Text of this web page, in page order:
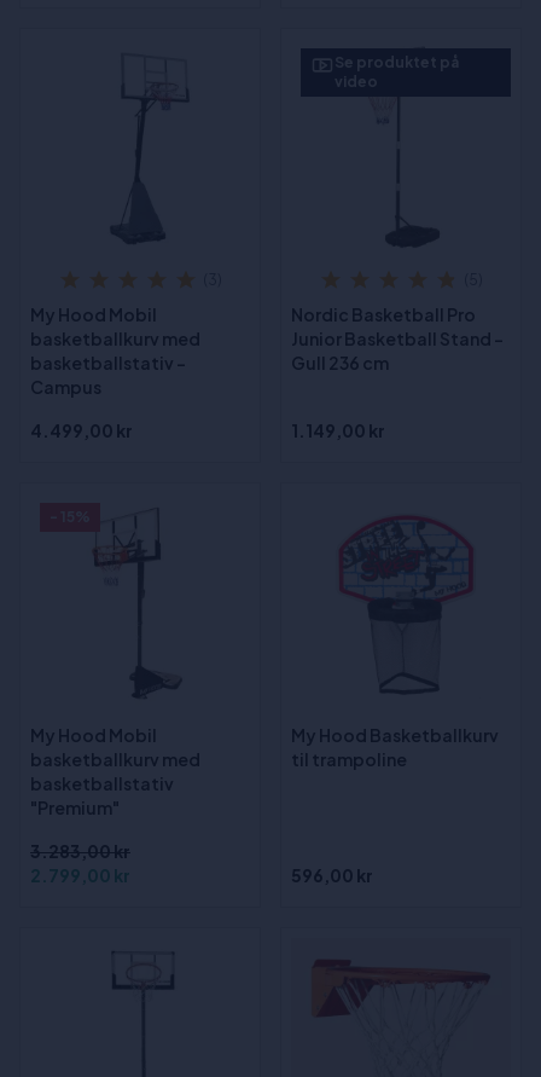
My Hood Mobil
basketballkurv med
basketballstativ -
Campus
4.499,00 kr
Se produktet på
video
Nordic Basketball Pro
Junior Basketball Stand -
Gull 236 cm
1.149,00 kr
My Hood Mobil
basketballkurv med
basketballstativ
"Premium"
3.283,00 kr
2.799,00 kr
My Hood Basketballkurv
til trampoline
596,00 kr